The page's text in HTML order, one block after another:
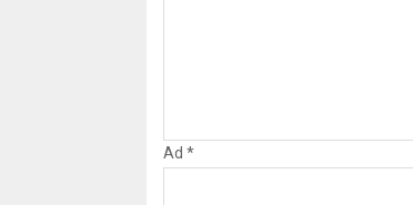
Ad *